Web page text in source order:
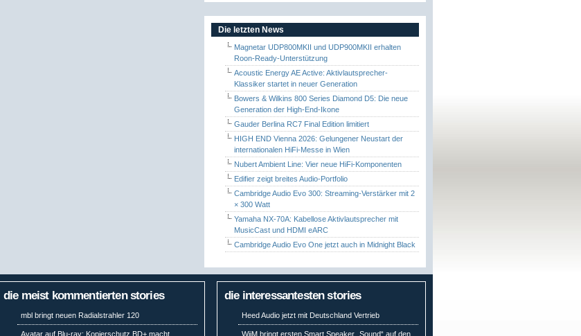
Die letzten News
Magnetar UDP800MKII und UDP900MKII erhalten
Roon-Ready-Unterstützung
Acoustic Energy AE Active: Aktivlautsprecher-
Klassiker startet in neuer Generation
Bowers & Wilkins 800 Series Diamond D5: Die neue
Generation der High-End-Ikone
Gauder Berlina RC7 Final Edition limitiert
HIGH END Vienna 2026: Gelungener Neustart der
internationalen HiFi-Messe in Wien
Nubert Ambient Line: Vier neue HiFi-Komponenten
Edifier zeigt breites Audio-Portfolio
Cambridge Audio Evo 300: Streaming-Verstärker mit 2
× 300 Watt
Yamaha NX-70A: Kabellose Aktivlautsprecher mit
MusicCast und HDMI eARC
Cambridge Audio Evo One jetzt auch in Midnight Black
die meist kommentierten stories
mbl bringt neuen Radialstrahler 120
Avatar auf Blu-ray: Kopierschutz BD+ macht
die interessantesten stories
Heed Audio jetzt mit Deutschland Vertrieb
WiiM bringt ersten Smart Speaker „Sound“ auf den